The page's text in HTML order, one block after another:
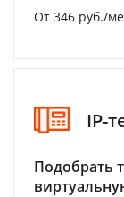
От 346 руб./
IP-
Подобрать